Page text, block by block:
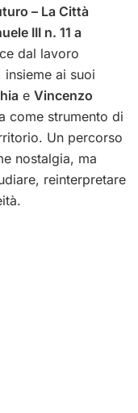
– La Città
III n. 11 a
dal lavoro
insieme ai suoi
e Vincenzo
come strumento di
Un percorso
nostalgia, ma
reinterpretare